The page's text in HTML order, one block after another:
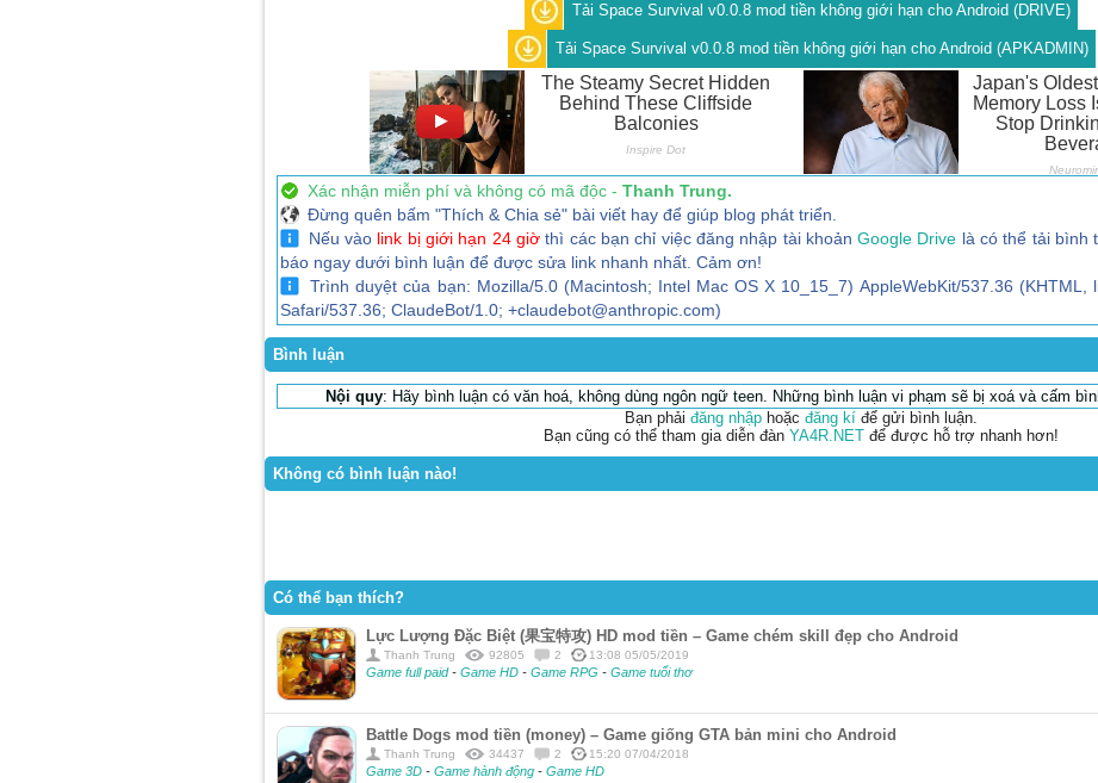
Tải Space Survival v0.0.8 mod tiền không giới hạn cho Android (DRIVE)
Tải Space Survival v0.0.8 mod tiền không giới hạn cho Android (APKADMIN)
Xác nhận miễn phí và không có mã độc - Thanh Trung.
Đừng quên bấm "Thích & Chia sẻ" bài viết hay để giúp blog phát triển.
Nếu vào link bị giới hạn 24 giờthì các bạn chỉ việc đăng nhập tài khoảnGoogle Drive là có thể tải bình
báo ngay dưới bình luận để được sửa link nhanh nhất. Cảm ơn!
Trình duyệt của bạn: Mozilla/5.0 (Macintosh; Intel Mac OS X 10_15_7) AppleWebKit/537.36 (KHTML,
Safari/537.36; ClaudeBot/1.0; +claudebot@anthropic.com)
Bình luận
Nội quy: Hãy bình luận có văn hoá, không dùng ngôn ngữ teen. Những bình luận vi phạm sẽ bị xoá và cấm
Bạn phải đăng nhập hoặc đăng kí để gửi bình luận.
Bạn cũng có thể tham gia diễn đàn YA4R.NET để được hỗ trợ nhanh hơn!
Không có bình luận nào!
Có thể bạn thích?
Lực Lượng Đặc Biệt (果宝特攻) HD mod tiền – Game chém skill đẹp cho Android
Thanh Trung 92805 2 13:08 05/05/2019
Game full paid- Game HD - Game RPG - Game tuổi thơ
Battle Dogs mod tiền (money) – Game giống GTA bản mini cho Android
Thanh Trung 34437 2 15:20 07/04/2018
Game 3D - Game hành động - Game HD